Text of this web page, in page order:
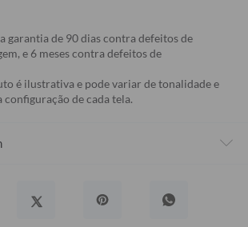
garantia de 90 dias contra defeitos de
e 6 meses contra defeitos de
é ilustrativa e pode variar de tonalidade e
de cada tela.